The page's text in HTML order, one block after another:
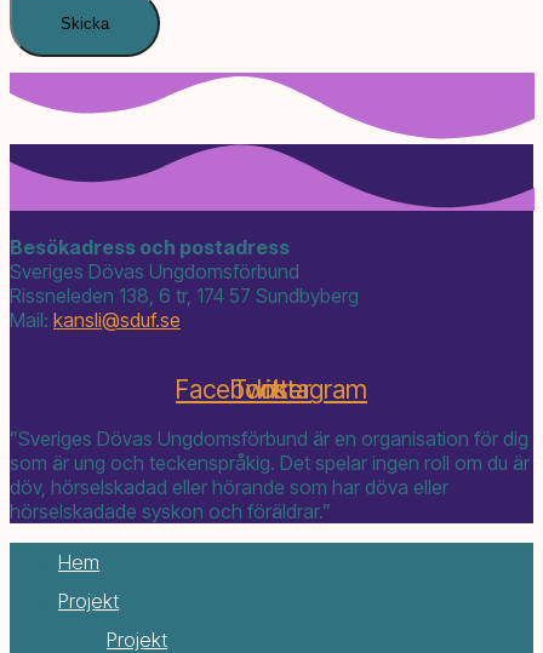
Besökadress och postadress
Sveriges Dövas Ungdomsförbund
Rissneleden 138, 6 tr, 174 57 Sundbyberg
Mail: kansli@sduf.se
Facebook
Twitter
Instagram
”Sveriges Dövas Ungdomsförbund är en organisation för dig
som är ung och teckenspråkig. Det spelar ingen roll om du är
döv, hörselskadad eller hörande som har döva eller
hörselskadade syskon och föräldrar.”
Hem
Projekt
Projekt